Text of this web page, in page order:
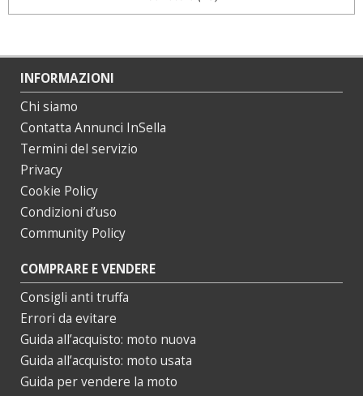
INFORMAZIONI
Chi siamo
Contatta Annunci InSella
Termini del servizio
Privacy
Cookie Policy
Condizioni d’uso
Community Policy
COMPRARE E VENDERE
Consigli anti truffa
Errori da evitare
Guida all’acquisto: moto nuova
Guida all’acquisto: moto usata
Guida per vendere la moto